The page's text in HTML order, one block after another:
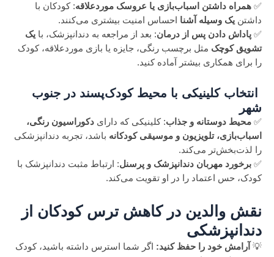
✅ همراه داشتن اسباب‌بازی یا عروسک موردعلاقه: کودکان با
داشتن یک وسیله آشنا احساس امنیت بیشتری می‌کنند.
✅ پاداش دادن پس از درمان: بعد از مراجعه به دندانپزشک، با یک
تشویق کوچک مثل برچسب رنگی، جایزه یا بازی موردعلاقه، کودک
را برای همکاری بیشتر آماده کنید.
انتخاب کلینیکی با محیط کودک‌پسند در جنوب
شهر
✅ محیط دوستانه و جذاب: کلینیکی که دارای دکوراسیون رنگی،
اسباب‌بازی، تلویزیون و موسیقی کودکانه باشد، تجربه دندانپزشکی
را لذت‌بخش‌تر می‌کند.
✅ برخورد مهربان دندانپزشک و پرسنل: ارتباط مثبت دندانپزشک با
کودک، حس اعتماد را در او تقویت می‌کند.
نقش والدین در کاهش ترس کودکان از
دندانپزشکی
💡 آرامش خود را حفظ کنید: اگر شما استرس داشته باشید، کودک